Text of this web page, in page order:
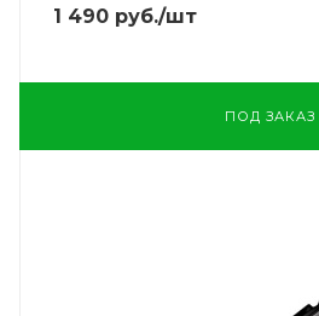
1 490 руб./шт
ПОД ЗАКАЗ